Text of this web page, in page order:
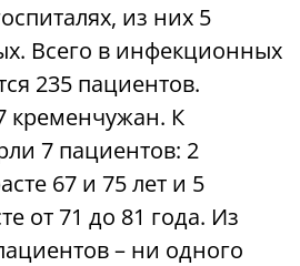
из них 5
Всего в инфекционных
235 пациентов.
кременчужан. К
7 пациентов: 2
67 и 75 лет и 5
от 71 до 81 года. Из
– ни одного